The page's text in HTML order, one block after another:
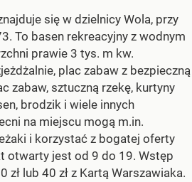
się w dzielnicy Wola, przy
To basen rekreacyjny z wodnym
prawie 3 tys. m kw.
plac zabaw z bezpieczną
zabaw, sztuczną rzekę, kurtyny
brodzik i wiele innych
na miejscu mogą m.in.
i korzystać z bogatej oferty
otwarty jest od 9 do 19. Wstęp
zł lub 40 zł z Kartą Warszawiaka.